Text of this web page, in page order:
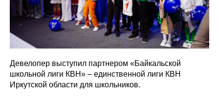
Девелопер выступил партнером «Байкальской
школьной лиги КВН» – единственной лиги КВН
Иркутской области для школьников.